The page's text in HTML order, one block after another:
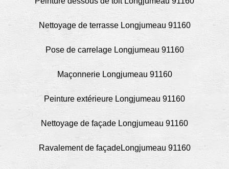
Nettoyage de terrasse Longjumeau 91160
Pose de carrelage Longjumeau 91160
Maçonnerie Longjumeau 91160
Peinture extérieure Longjumeau 91160
Nettoyage de façade Longjumeau 91160
Ravalement de façadeLongjumeau 91160